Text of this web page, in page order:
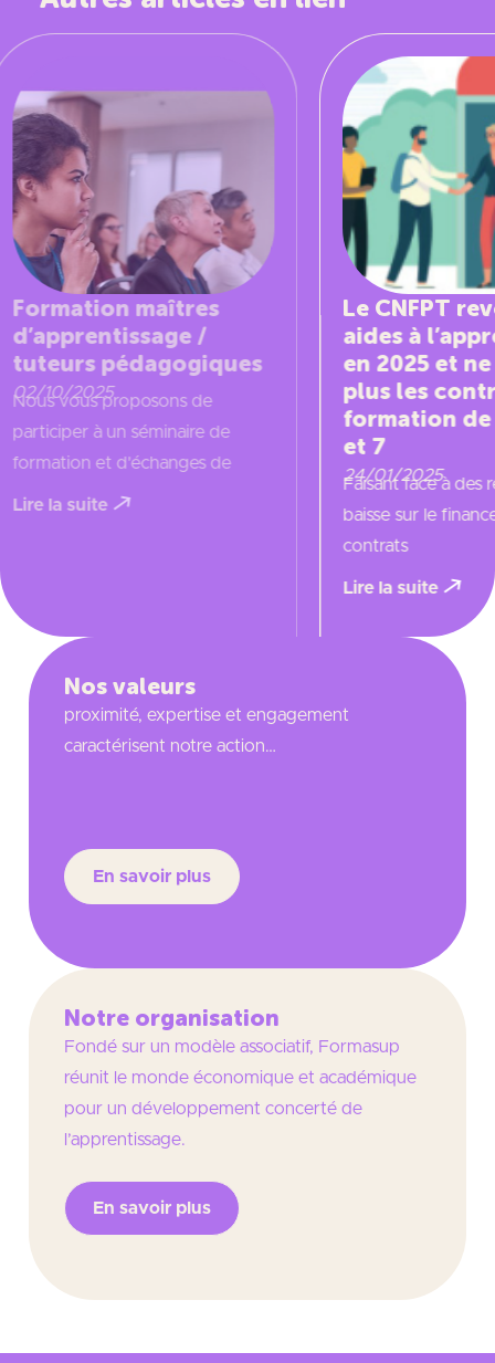
Le CNFPT revoit ses
aides à l’apprentissage
en 2025 et ne financera
plus les contrats en
formation de niveau 6
et 7
baisse sur le financement des
sur les
24/01/2025
Nous
vigueur en
Nos valeurs
proximité, expertise et engagement
caractérisent notre action…
En savoir plus
Notre organisation
Fondé sur un modèle associatif, Formasup
réunit le monde économique et académique
pour un développement concerté de
l’apprentissage.
En savoir plus